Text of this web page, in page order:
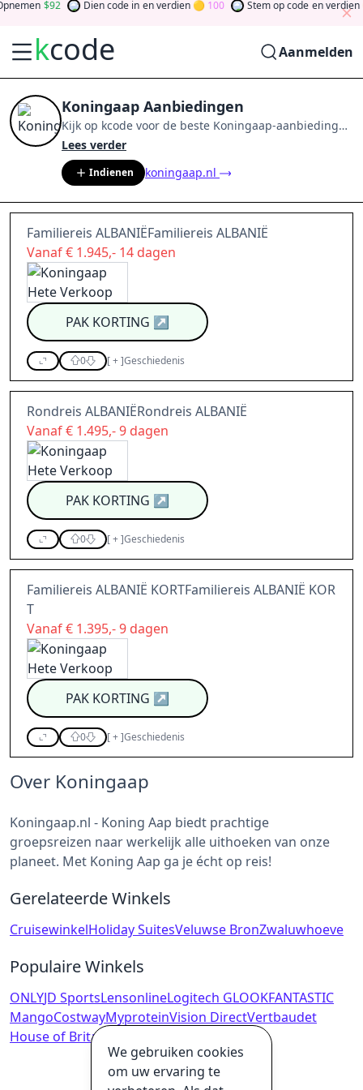
92 Dien code in en verdien 100 Stem op code en verdien
kcode Aanmelden
Koningaap Aanbiedingen
Kijk op kcode voor de beste Koningaap-aanbiedingen
vanaug 2026
tokens door bij te dragen via stemmen, testen, delen
en meer. Drehen Sie den Glücksklee
Sie Geld
Lees verder
Indienen koningaap.nl
Familiereis ALBANIËFamiliereis ALBANIË
Vanaf € 1.945,- 14 dagen
PAK KORTING ↗
0 [+]Geschiedenis
Rondreis ALBANIËRondreis ALBANIË
Vanaf € 1.495,- 9 dagen
PAK KORTING ↗
0 [+]Geschiedenis
Familiereis ALBANIË KORTFamiliereis ALBANIË KOR
T
Vanaf € 1.395,- 9 dagen
PAK KORTING ↗
0 [+]Geschiedenis
Over Koningaap
Koningaap.nl - Koning Aap biedt prachtige
groepsreizen naar werkelijk alle uithoeken van onze
planeet. Met Koning Aap ga je écht op reis!
Gerelateerde Winkels
CruisewinkelHoliday SuitesVeluwse BronZwaluwhoeve
Populaire Winkels
ONLYJD SportsLensonlineLogitech GLOOKFANTASTIC
MangoCostwayMyproteinVision DirectVertbaudet
House of Britain
We gebruiken cookies
om uw ervaring te